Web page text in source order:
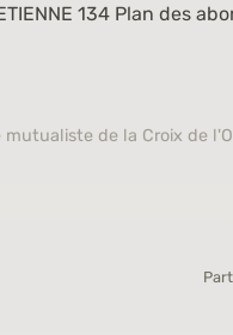
134 Plan des
mutualiste de la Croix de